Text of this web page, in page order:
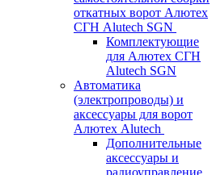
откатных ворот Алютех
СГН Alutech SGN
Комплектующие
для Алютех СГН
Alutech SGN
Автоматика
(электропроводы) и
аксессуары для ворот
Алютех Alutech
Дополнительные
аксессуары и
радиоуправление